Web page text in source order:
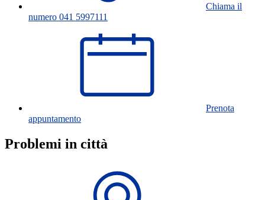
Chiama il
numero 041 5997111
Prenota
appuntamento
Problemi in città